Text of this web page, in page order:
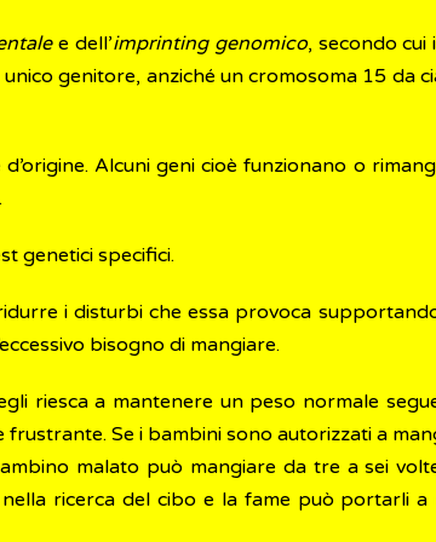
e dell’imprinting genomico, secondo
genitore, anziché un cromosoma 15 da
Alcuni geni cioè funzionano o
genetici specifici.
i disturbi che essa provoca
bisogno di mangiare.
riesca a mantenere un peso normale
Se i bambini sono autorizzati a
malato può mangiare da tre a sei
ricerca del cibo e la fame può portarli a